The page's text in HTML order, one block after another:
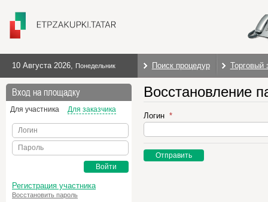
10 Августа 2026, Понедельник Поиск процедур Торговый
Вход на площадку
Для участника Для заказчика
Логин
Пароль
Войти
Регистрация участника
Восстановить пароль
Восстановление
Логин
Отправить